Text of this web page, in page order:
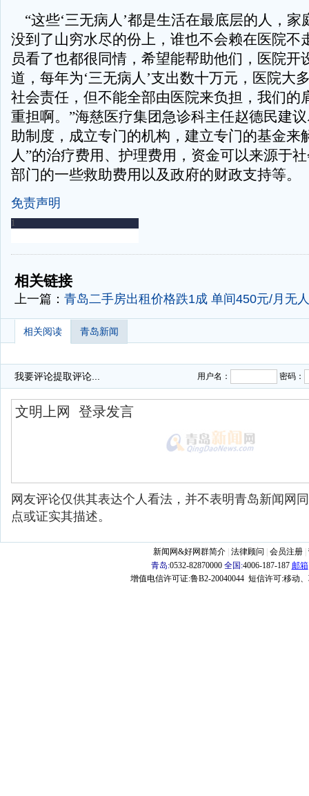
“这些‘三无病人’都是生活在最底层的人，家
没到了山穷水尽的份上，谁也不会赖在医院不
员看了也都很同情，希望能帮助他们，医院开
道，每年为‘三无病人’支出数十万元，医院大
社会责任，但不能全部由医院来负担，我们的
重担啊。”海慈医疗集团急诊科主任赵德民建
助制度，成立专门的机构，建立专门的基金来
人”的治疗费用、护理费用，资金可以来源于
部门的一些救助费用以及政府的财政支持等。
免责声明
-
相关链接
上一篇： 青岛二手房出租价格跌1成 单间450元/月无
相关阅读 青岛新闻
我要评论提取评论... 用户名： 密码：
网友评论仅供其表达个人看法，并不表明青岛新闻网
点或证实其描述。